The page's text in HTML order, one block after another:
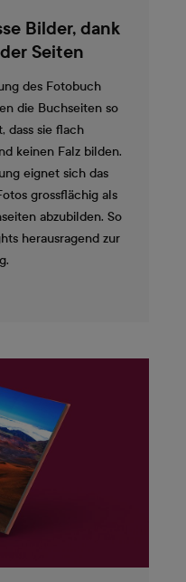
Bilder, dank
Seiten
des Fotobuch
die Buchseiten so
dass sie flach
keinen Falz bilden.
eignet sich das
grossflächig als
abzubilden. So
herausragend zur